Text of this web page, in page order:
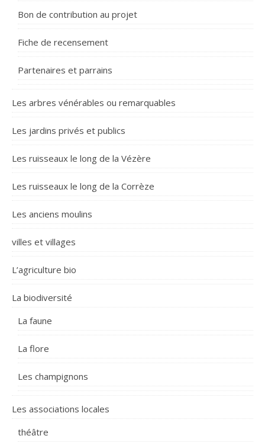
Bon de contribution au projet
Fiche de recensement
Partenaires et parrains
Les arbres vénérables ou remarquables
Les jardins privés et publics
Les ruisseaux le long de la Vézère
Les ruisseaux le long de la Corrèze
Les anciens moulins
villes et villages
L’agriculture bio
La biodiversité
La faune
La flore
Les champignons
Les associations locales
théâtre